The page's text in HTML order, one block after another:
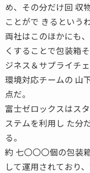
め、その分だけ回 収
ことがで きるという
両社はこのほかにも
くすることで包装箱
ジネス＆サプライチ
環境対応チームの 山
点だ。
富士ゼロックスはス
ステムを利用し た分
る。
約 七〇〇〇個の包装
して運用されており